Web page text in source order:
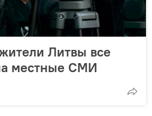
Литвы все
местные СМИ